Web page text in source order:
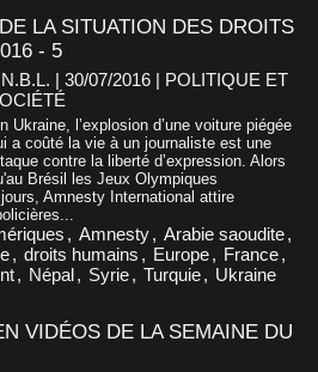
LA SITUATION DES DROITS
- 5
| 30/07/2016 | POLITIQUE ET
Ukraine, l’explosion d’une voiture piégée
a coûté la vie à un journaliste est une
contre la liberté d’expression. Alors
Brésil les Jeux Olympiques
Amnesty International attire
, Amnesty, Arabie saoudite,
, droits humains , Europe, France,
, Népal, Syrie, Turquie, Ukraine
VIDÉOS DE LA SEMAINE DU